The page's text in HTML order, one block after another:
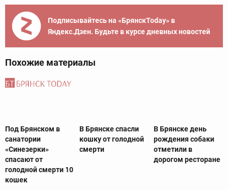
Подписывайтесь на «БрянскToday» в
Яндекс.Дзен. Будьте в курсе дневных новостей
Похожие материалы
Под Брянском в
санатории
«Синезерки»
спасают от
голодной смерти 10
кошек
В Брянске спасли
кошку от голодной
смерти
В Брянске день
рождения собаки
отметили в
дорогом ресторане